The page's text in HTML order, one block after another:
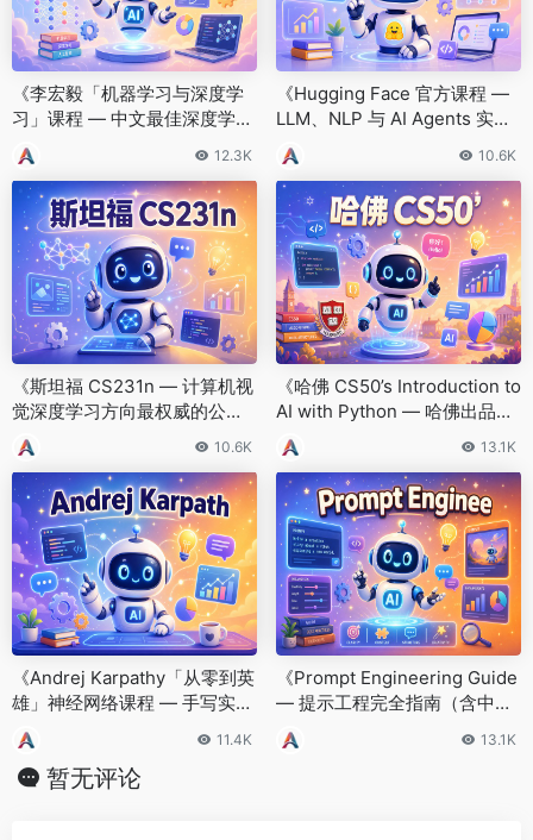
《李宏毅「机器学习与深度学
习」课程 — 中文最佳深度学习
公开课》
12.3K
《Hugging Face 官方课程 —
LLM、NLP 与 AI Agents 实战
教程》
10.6K
《斯坦福 CS231n — 计算机视
觉深度学习方向最权威的公开
课》
10.6K
《哈佛 CS50’s Introduction to
AI with Python — 哈佛出品的
免费 AI 入门课》
13.1K
《Andrej Karpathy「从零到英
雄」神经网络课程 — 手写实现
一切的硬核教程》
11.4K
《Prompt Engineering Guide
— 提示工程完全指南（含中文
版）》
13.1K
暂无评论